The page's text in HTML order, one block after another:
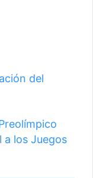
del
a los Juegos